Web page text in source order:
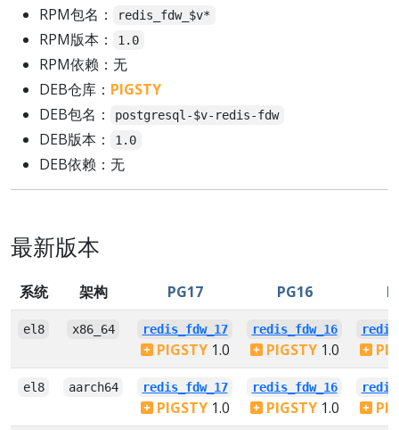
RPM包名：
redis_fdw_$v*
RPM版本： 1.0
RPM依赖：无
DEB仓库： PIGSTY
DEB包名：
postgresql-$v-redis-fdw
DEB版本： 1.0
DEB依赖：无
最新版本
系统 架构 PG17 PG16
el8 x86_64 redis_fdw_17
PIGSTY1.0
redis_fdw_16
PIGSTY1.0
el8 aarch64 redis_fdw_17
PIGSTY1.0
redis_fdw_16
PIGSTY1.0